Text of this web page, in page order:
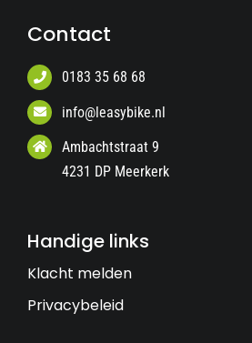
Contact
0183 35 68 68
info@leasybike.nl
Ambachtstraat 9
4231 DP Meerkerk
Handige links
Klacht melden
Privacybeleid